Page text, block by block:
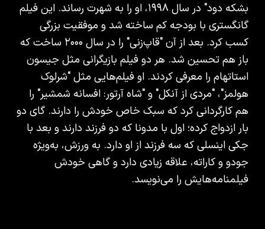
بشکه دود" در سال ۱۹۹۸، او را به شهرت رساند. این فیلم
گانگستری با بودجه کم ساخته شد و موفقیت بزرگی
کسب کرد. بعد از آن "قاپ‌زنی" را در سال ۲۰۰۰ ساخت که
باز هم تحسین شد. هر دو فیلم بازیگرانی مثل جیسون
استاتهام را معرفی کردند. او فیلم‌هایی مثل "شرلوک
هولمز"، "مردی از آنکل" و "شاه آرتور: افسانه شمشیر" را
هم کارگردانی کرد که سبک خاص خودش را دارند. گای دو
بار ازدواج کرده؛ اول با مدونا که دو فرزند دارند و بعد با
جکی اینسلی که سه فرزند از او دارد. به ورزش، به‌ویژه
جودو و کاراته، علاقه زیادی دارد و گاهی خودش
فیلمنامه‌هایش را می‌نویسد.